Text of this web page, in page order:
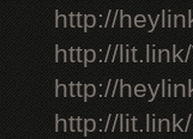
http://
http://
http://
http://